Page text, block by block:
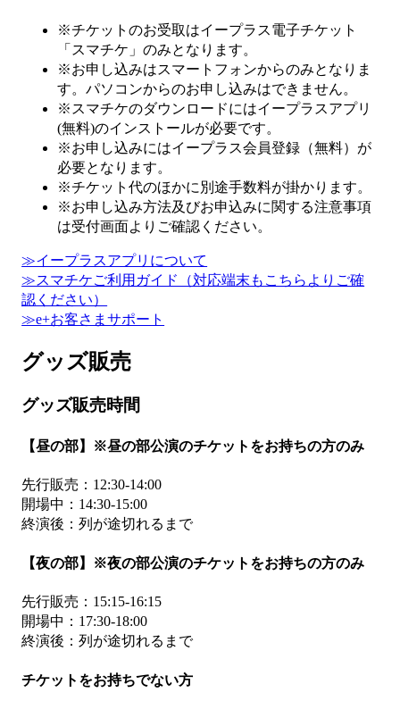
※チケットのお受取はイープラス電子チケット
「スマチケ」のみとなります。
※お申し込みはスマートフォンからのみとなりま
す。パソコンからのお申し込みはできません。
※スマチケのダウンロードにはイープラスアプリ
(無料)のインストールが必要です。
※お申し込みにはイープラス会員登録（無料）が
必要となります。
※チケット代のほかに別途手数料が掛かります。
※お申し込み方法及びお申込みに関する注意事項
は受付画面よりご確認ください。
≫イープラスアプリについて
≫スマチケご利用ガイド（対応端末もこちらよりご確
認ください）
≫e+お客さまサポート
グッズ販売
グッズ販売時間
【昼の部】※昼の部公演のチケットをお持ちの方のみ
先行販売：12:30-14:00
開場中：14:30-15:00
終演後：列が途切れるまで
【夜の部】※夜の部公演のチケットをお持ちの方のみ
先行販売：15:15-16:15
開場中：17:30-18:00
終演後：列が途切れるまで
チケットをお持ちでない方